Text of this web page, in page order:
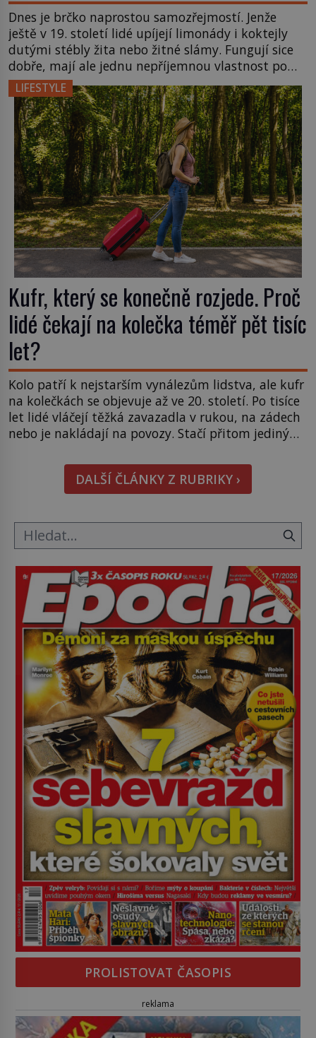
Dnes je brčko naprostou samozřejmostí. Jenže
ještě v 19. století lidé upíjejí limonády i koktejly
dutými stébly žita nebo žitné slámy. Fungují sice
dobře, mají ale jednu nepříjemnou vlastnost po
chvíli se rozmáčejí a nápoji dodávají travnatou
příchuť. Právě tahle drobná nepříjemnost přivede
amerického výrobce cigaretových náustků k
nápadu, který změní způsob pití po celém […]
LIFESTYLE
Kufr, který se konečně rozjede. Proč
lidé čekají na kolečka téměř pět tisíc
let?
Kolo patří k nejstarším vynálezům lidstva, ale kufr
na kolečkách se objevuje až ve 20. století. Po tisíce
let lidé vláčejí těžká zavazadla v rukou, na zádech
nebo je nakládají na povozy. Stačí přitom jediný
nikdo dlouho nedostane. Až jednou se na letišti
ozve věta, která změní […]
DALŠÍ ČLÁNKY Z RUBRIKY ›
PROLISTOVAT ČASOPIS
reklama